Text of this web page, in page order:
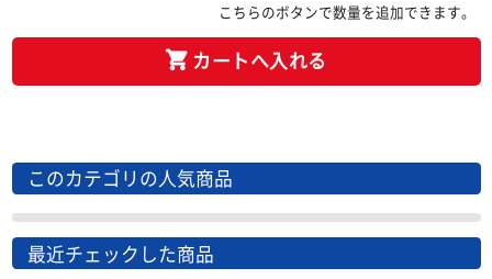
こちらのボタンで数量を追加できます。
カートへ入れる
このカテゴリの人気商品
最近チェックした商品